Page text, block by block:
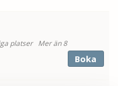
Mer än 8
Boka